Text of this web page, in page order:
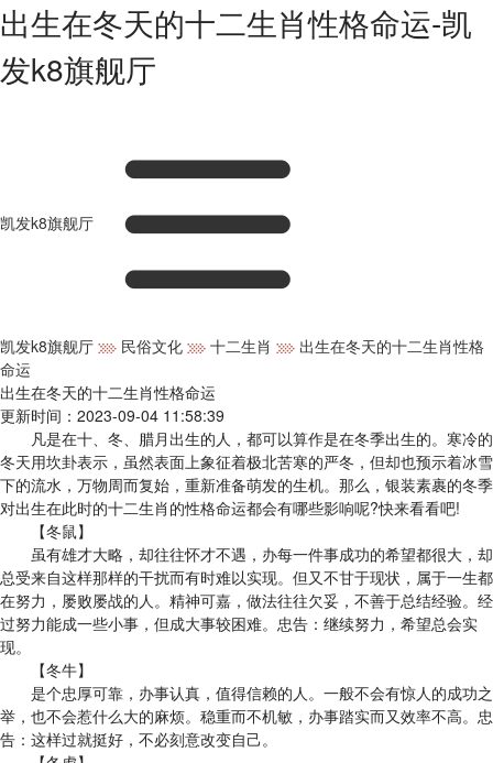
出生在冬天的十二生肖性格命运-凯
发k8旗舰厅
凯发k8旗舰厅
凯发k8旗舰厅 民俗文化 十二生肖
出生在冬天的十二生肖性格
命运
出生在冬天的十二生肖性格命运
更新时间：2023-09-04 11:58:39
凡是在十、冬、腊月出生的人，都可以算作是在冬季出生的。寒冷的
冬天用坎卦表示，虽然表面上象征着极北苦寒的严冬，但却也预示着冰雪
下的流水，万物周而复始，重新准备萌发的生机。那么，银装素裹的冬季
对出生在此时的十二生肖的性格命运都会有哪些影响呢?快来看看吧!
【冬鼠】
虽有雄才大略，却往往怀才不遇，办每一件事成功的希望都很大，却
总受来自这样那样的干扰而有时难以实现。但又不甘于现状，属于一生都
在努力，屡败屡战的人。精神可嘉，做法往往欠妥，不善于总结经验。经
过努力能成一些小事，但成大事较困难。忠告：继续努力，希望总会实
现。
【冬牛】
是个忠厚可靠，办事认真，值得信赖的人。一般不会有惊人的成功之
举，也不会惹什么大的麻烦。稳重而不机敏，办事踏实而又效率不高。忠
告：这样过就挺好，不必刻意改变自己。